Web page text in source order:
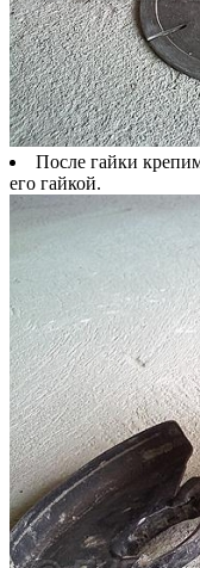
После гайки
его гайкой.